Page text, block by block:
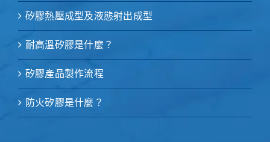
矽膠熱壓成型及液態射出成型
耐高溫矽膠是什麼？
矽膠產品製作流程
防火矽膠是什麼？